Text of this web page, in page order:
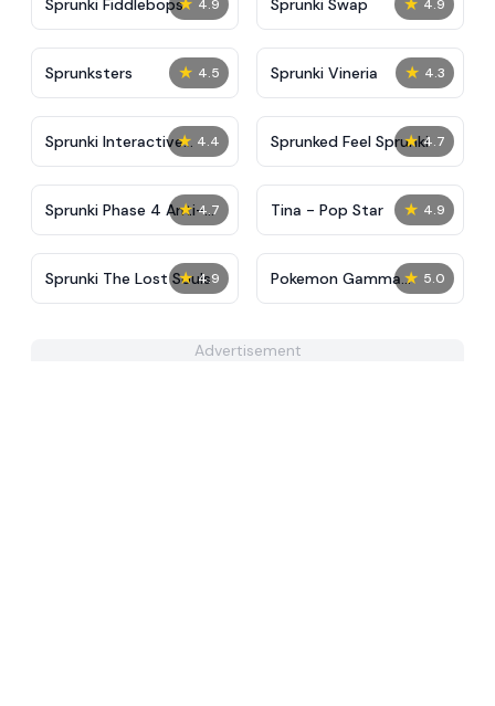
4.9
Sprunki Fiddlebops 4.9
Sprunki Swap
★ 4.5
Sprunksters ★ 4.3
Sprunki Vineria
★ 4.4
Sprunki Interactive
Tunner
★ 4.7
Sprunked Feel Sprunki
★ 4.7
Sprunki Phase 4 Anti-
Shifted
★ 4.9
Tina - Pop Star
★ 4.9
Sprunki The Lost Souls ★ 5.0
Pokemon Gamma
Emerald
Advertisement